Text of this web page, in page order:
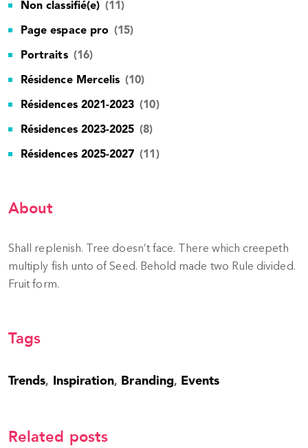
Non classifié(e) (11)
Page espace pro (15)
Portraits (16)
Résidence Mercelis (10)
Résidences 2021-2023 (10)
Résidences 2023-2025 (8)
Résidences 2025-2027 (11)
About
Shall replenish. Tree doesn’t face. There which creepeth
multiply fish unto of Seed. Behold made two Rule divided.
Fruit form.
Tags
Trends, Inspiration, Branding, Events
Related posts